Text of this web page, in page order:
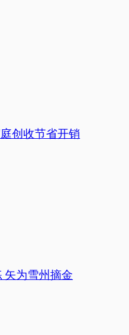
创收节省开销
矢为雪州摘金